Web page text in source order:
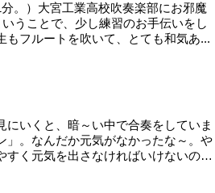
。）大宮工業高校吹奏楽部にお邪魔
うことで、少し練習のお手伝いをし
フルートを吹いて、とても和気あ...
いくと、暗～い中で合奏をしていま
」。なんだか元気がなかったな～。や
すく元気を出さなければいけないの